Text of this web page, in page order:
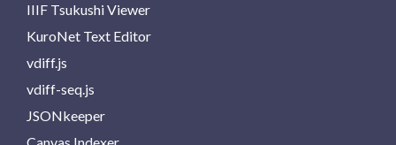
IIIF Tsukushi Viewer
KuroNet Text Editor
vdiff.js
vdiff-seq.js
JSONkeeper